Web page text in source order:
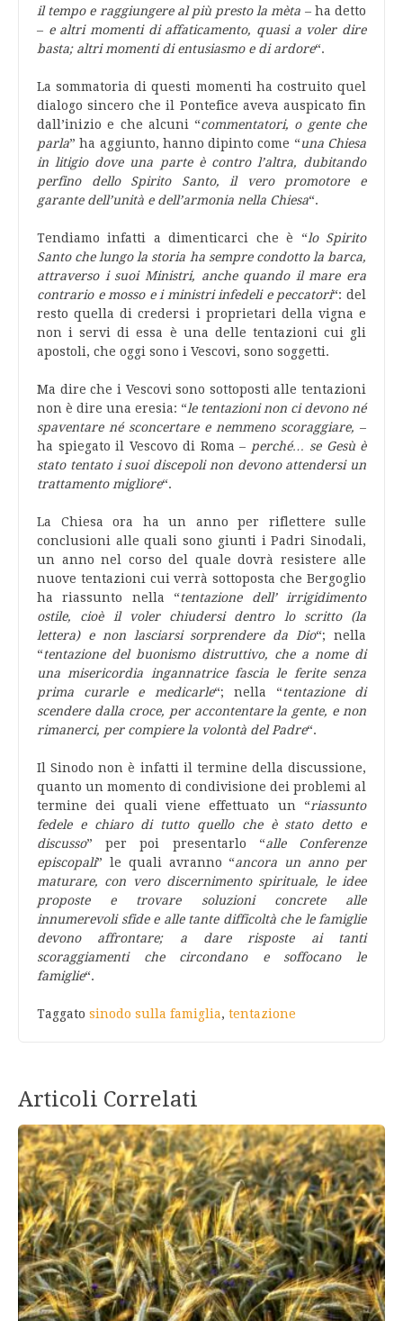
il tempo e raggiungere al più presto la mèta – ha detto
– e altri momenti di affaticamento, quasi a voler dire
basta; altri momenti di entusiasmo e di ardore“.
La sommatoria di questi momenti ha costruito quel
dialogo sincero che il Pontefice aveva auspicato fin
dall’inizio e che alcuni “commentatori, o gente che
parla” ha aggiunto, hanno dipinto come “una Chiesa
in litigio dove una parte è contro l’altra, dubitando
perfino dello Spirito Santo, il vero promotore e
garante dell’unità e dell’armonia nella Chiesa“.
Tendiamo infatti a dimenticarci che è “lo Spirito
Santo che lungo la storia ha sempre condotto la barca,
attraverso i suoi Ministri, anche quando il mare era
contrario e mosso e i ministri infedeli e peccatori“: del
resto quella di credersi i proprietari della vigna e
non i servi di essa è una delle tentazioni cui gli
apostoli, che oggi sono i Vescovi, sono soggetti.
Ma dire che i Vescovi sono sottoposti alle tentazioni
non è dire una eresia: “le tentazioni non ci devono né
spaventare né sconcertare e nemmeno scoraggiare, –
ha spiegato il Vescovo di Roma – perché… se Gesù è
stato tentato i suoi discepoli non devono attendersi un
trattamento migliore“.
La Chiesa ora ha un anno per riflettere sulle
conclusioni alle quali sono giunti i Padri Sinodali,
un anno nel corso del quale dovrà resistere alle
nuove tentazioni cui verrà sottoposta che Bergoglio
ha riassunto nella “tentazione dell’ irrigidimento
ostile, cioè il voler chiudersi dentro lo scritto (la
lettera) e non lasciarsi sorprendere da Dio“; nella
“tentazione del buonismo distruttivo, che a nome di
una misericordia ingannatrice fascia le ferite senza
prima curarle e medicarle“; nella “tentazione di
scendere dalla croce, per accontentare la gente, e non
rimanerci, per compiere la volontà del Padre“.
Il Sinodo non è infatti il termine della discussione,
quanto un momento di condivisione dei problemi al
termine dei quali viene effettuato un “riassunto
fedele e chiaro di tutto quello che è stato detto e
discusso” per poi presentarlo “alle Conferenze
episcopali” le quali avranno “ancora un anno per
maturare, con vero discernimento spirituale, le idee
proposte e trovare soluzioni concrete alle
innumerevoli sfide e alle tante difficoltà che le famiglie
devono affrontare; a dare risposte ai tanti
scoraggiamenti che circondano e soffocano le
famiglie“.
Taggato sinodo sulla famiglia, tentazione
Articoli Correlati